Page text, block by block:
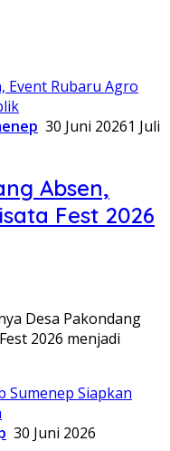
30 Juni 20261 Juli
Absen,
Fest 2026
Desa Pakondang
2026 menjadi
30 Juni 2026